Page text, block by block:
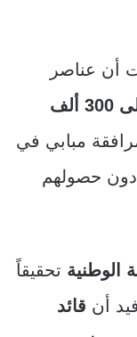
أن عناصر
مبالغ تتراوح بين 180 إلى 300 ألف
مبابي في
دون حصولهم
الوطنية تحقيقاً
أن قائد